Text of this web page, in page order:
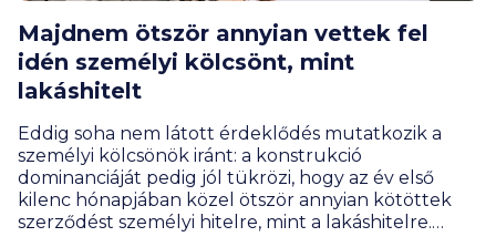
Majdnem ötször annyian vettek fel
idén személyi kölcsönt, mint
lakáshitelt
Eddig soha nem látott érdeklődés mutatkozik a
személyi kölcsönök iránt: a konstrukció
dominanciáját pedig jól tükrözi, hogy az év első
kilenc hónapjában közel ötször annyian kötöttek
szerződést személyi hitelre, mint a lakáshitelre.